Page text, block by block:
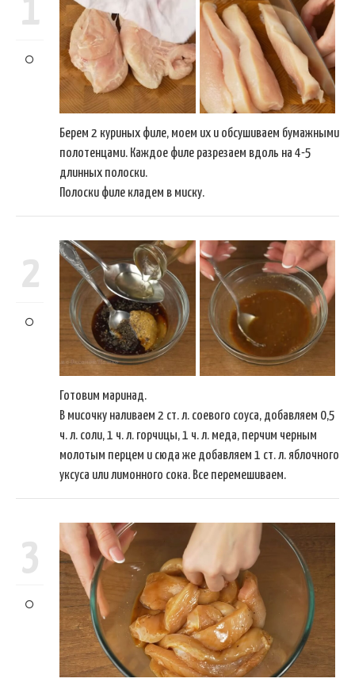
1
Берем 2 куриных филе, моем их и обсушиваем бумажными
полотенцами. Каждое филе разрезаем вдоль на 4-5
длинных полоски.
Полоски филе кладем в миску.
2
Готовим маринад.
В мисочку наливаем 2 ст. л. соевого соуса, добавляем 0,5
ч. л. соли, 1 ч. л. горчицы, 1 ч. л. меда, перчим черным
молотым перцем и сюда же добавляем 1 ст. л. яблочного
уксуса или лимонного сока. Все перемешиваем.
3